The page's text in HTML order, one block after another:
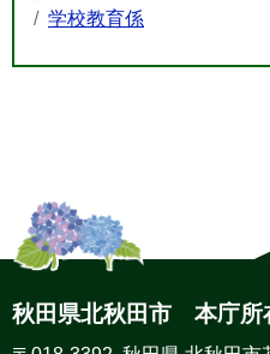
学校教育係
秋田県北秋田市 本庁所